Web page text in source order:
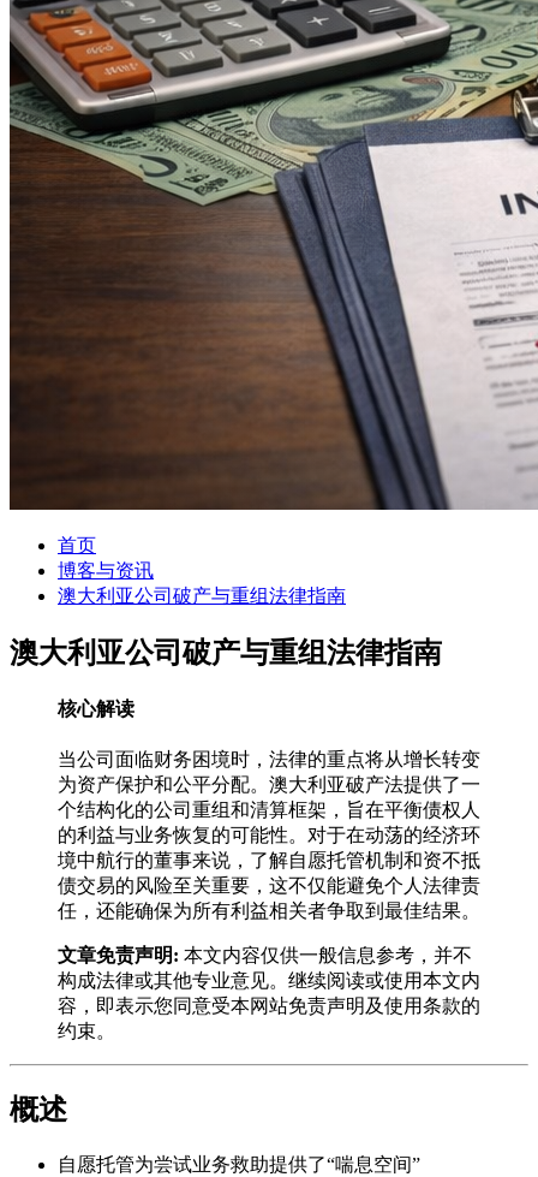
首页
博客与资讯
澳大利亚公司破产与重组法律指南
澳大利亚公司破产与重组法律指南
核心解读
当公司面临财务困境时，法律的重点将从增长转变
为资产保护和公平分配。澳大利亚破产法提供了一
个结构化的公司重组和清算框架，旨在平衡债权人
的利益与业务恢复的可能性。对于在动荡的经济环
境中航行的董事来说，了解自愿托管机制和资不抵
债交易的风险至关重要，这不仅能避免个人法律责
任，还能确保为所有利益相关者争取到最佳结果。
文章免责声明: 本文内容仅供一般信息参考，并不
构成法律或其他专业意见。继续阅读或使用本文内
容，即表示您同意受本网站免责声明及使用条款的
约束。
概述
自愿托管为尝试业务救助提供了“喘息空间”